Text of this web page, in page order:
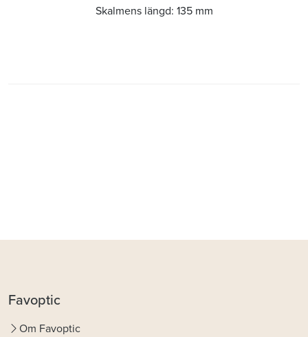
Skalmens längd: 135 mm
Favoptic
Om Favoptic